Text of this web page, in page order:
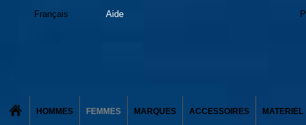
Français Aide
HOMMES FEMMES MARQUES ACCESSOIRES MATERIEL